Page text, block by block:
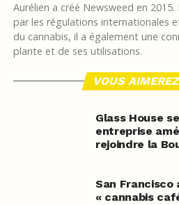
Aurélien a créé Newsweed en
par les régulations internationales
du cannabis, il a également une
plante et de ses utilisations.
VOUS
Glass House
entreprise
rejoindre la
San Francisco
« cannabis